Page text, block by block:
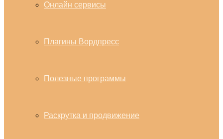
Онлайн сервисы
Плагины Вордпресс
Полезные программы
Раскрутка и продвижение